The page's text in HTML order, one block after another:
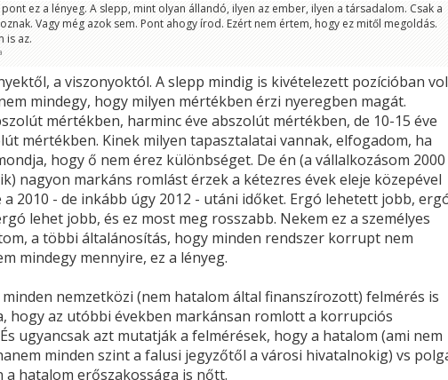
pont ez a lényeg. A slepp, mint olyan állandó, ilyen az ember, ilyen a társadalom. Csak a
Vagy még azok sem. Pont ahogy írod. Ezért nem értem, hogy ez mitől megoldás.
is az.
a viszonyoktól. A slepp mindig is kivételezett pozícióban
mindegy, hogy milyen mértékben érzi nyeregben magát.
mértékben, harminc éve abszolút mértékben, de 10-15 éve
mértékben. Kinek milyen tapasztalatai vannak, elfogadom, ha
hogy ő nem érez különbséget. De én (a vállalkozásom 2000
nagyon markáns romlást érzek a kétezres évek eleje közepével
a 2010 - de inkább úgy 2012 - utáni időket. Ergó lehetett jobb,
lehet jobb, és ez most meg rosszabb. Nekem ez a személyes
a többi általánosítás, hogy minden rendszer korrupt nem
mindegy mennyire, ez a lényeg.
nemzetközi (nem hatalom által finanszírozott) felmérés is
hogy az utóbbi években markánsan romlott a korrupciós
ugyancsak azt mutatják a felmérések, hogy a hatalom (ami nem
minden szint a falusi jegyzőtől a városi hivatalnokig) vs
a hatalom erőszakossága is nőtt.